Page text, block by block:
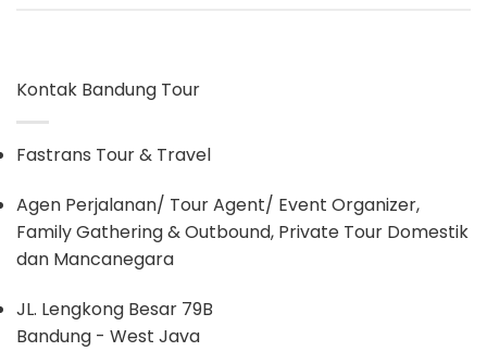
Kontak Bandung Tour
Fastrans Tour & Travel
Agen Perjalanan/ Tour Agent/ Event Organizer,
Family Gathering & Outbound, Private Tour Domestik
dan Mancanegara
JL. Lengkong Besar 79B
Bandung - West Java